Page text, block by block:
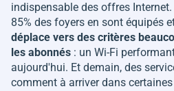
indispensable des offres
85% des foyers en sont équipés
déplace vers des critères
les abonnés : un Wi-Fi
aujourd'hui. Et demain, des
comment à arriver dans